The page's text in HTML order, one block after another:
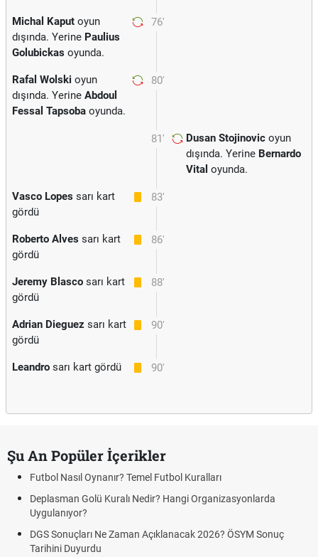
76'
Michal Kaput oyun
dışında. Yerine Paulius
Golubickas oyunda.
80'
Rafal Wolski oyun
dışında. Yerine Abdoul
Fessal Tapsoba oyunda.
81' Dusan Stojinovic oyun
dışında. Yerine Bernardo
Vital oyunda.
83'
Vasco Lopes sarı kart
gördü
86'
Roberto Alves sarı kart
gördü
88'
Jeremy Blasco sarı kart
gördü
90'
Adrian Dieguez sarı kart
gördü
90'
Leandro sarı kart gördü
Şu An Popüler İçerikler
Futbol Nasıl Oynanır? Temel Futbol Kuralları
Deplasman Golü Kuralı Nedir? Hangi Organizasyonlarda
Uygulanıyor?
DGS Sonuçları Ne Zaman Açıklanacak 2026? ÖSYM Sonuç
Tarihini Duyurdu